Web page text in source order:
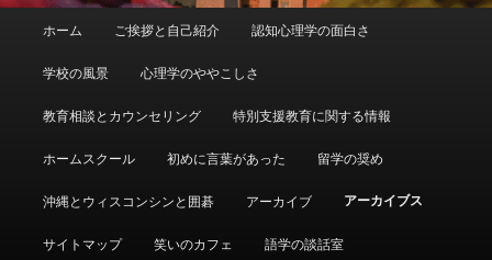
ホーム ご挨拶と自己紹介 認知心理学の面白さ
学校の風景 心理学のややこしさ
教育相談とカウンセリング 特別支援教育に関する情報
ホームスクール 初めに言葉があった 留学の奨め
沖縄とウィスコンシンと囲碁 アーカイブ アーカイブス
サイトマップ 笑いのカフェ 語学の談話室